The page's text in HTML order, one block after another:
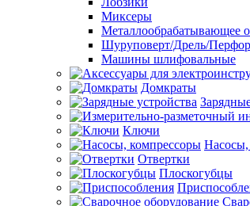
Миксеры
Металлообрабатывающее
Шуруповерт/Дрель/
Машины шлифовальные
Домкраты
Ключи
Насосы,
Отвертки
Плоскогубцы